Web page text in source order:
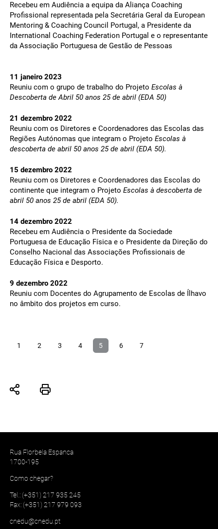
Recebeu em Audiência a equipa da Aliança Coaching
Profissional representada pela Secretária Geral da European
Mentoring & Coaching Council Portugal, a Presidente da
International Coaching Federation Portugal e o representante
da Associação Portuguesa de Gestão de Pessoas
11 janeiro 2023
Reuniu com o grupo de trabalho do Projeto Escolas à
Descoberta de Abril 50 anos 25 de abril (EDA 50)
21 dezembro 2022
Reuniu com os Diretores e Coordenadores das Escolas das
Regiões Autónomas que integram o Projeto Escolas à
descoberta de abril 50 anos 25 de abril (EDA 50).
15 dezembro 2022
Reuniu com os Diretores e Coordenadores das Escolas do
continente que integram o Projeto Escolas à descoberta de
abril 50 anos 25 de abril (EDA 50).
14 dezembro 2022
Recebeu em Audiência o Presidente da Sociedade
Portuguesa de Educação Física e o Presidente da Direção do
Conselho Nacional das Associações Profissionais de
Educação Física e Desporto.
9 dezembro 2022
Reuniu com Docentes do Agrupamento de Escolas de Ílhavo
no âmbito dos projetos em curso.
1 2 3 4 5 6 7
Rua Florbela Espanca
1700-195
Como chegar?
Tel.: (+351) 217 935 245
Fax: (+351) 217 979 093
cnedu@cnedu.pt